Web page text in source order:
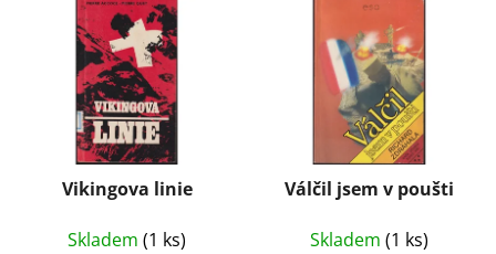
Vikingova linie
Skladem (1 ks)
Válčil jsem v poušti
Skladem (1 ks)